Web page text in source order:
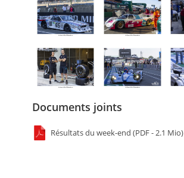
Documents joints
Résultats du week-end (PDF - 2.1 Mio)